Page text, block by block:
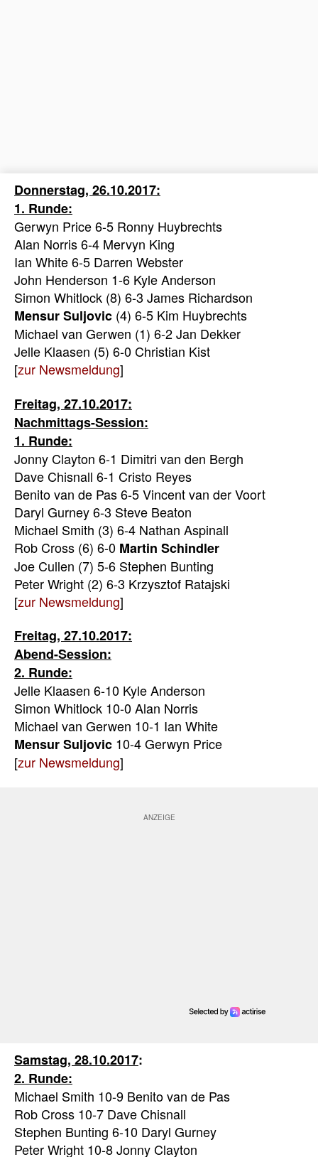
Donnerstag, 26.10.2017:
1. Runde:
Gerwyn Price 6-5 Ronny Huybrechts
Alan Norris 6-4 Mervyn King
Ian White 6-5 Darren Webster
John Henderson 1-6 Kyle Anderson
Simon Whitlock (8) 6-3 James Richardson
Mensur Suljovic (4) 6-5 Kim Huybrechts
Michael van Gerwen (1) 6-2 Jan Dekker
Jelle Klaasen (5) 6-0 Christian Kist
[zur Newsmeldung]
Freitag, 27.10.2017:
Nachmittags-Session:
1. Runde:
Jonny Clayton 6-1 Dimitri van den Bergh
Dave Chisnall 6-1 Cristo Reyes
Benito van de Pas 6-5 Vincent van der Voort
Daryl Gurney 6-3 Steve Beaton
Michael Smith (3) 6-4 Nathan Aspinall
Rob Cross (6) 6-0 Martin Schindler
Joe Cullen (7) 5-6 Stephen Bunting
Peter Wright (2) 6-3 Krzysztof Ratajski
[zur Newsmeldung]
Freitag, 27.10.2017:
Abend-Session:
2. Runde:
Jelle Klaasen 6-10 Kyle Anderson
Simon Whitlock 10-0 Alan Norris
Michael van Gerwen 10-1 Ian White
Mensur Suljovic 10-4 Gerwyn Price
[zur Newsmeldung]
Samstag, 28.10.2017:
2. Runde:
Michael Smith 10-9 Benito van de Pas
Rob Cross 10-7 Dave Chisnall
Stephen Bunting 6-10 Daryl Gurney
Peter Wright 10-8 Jonny Clayton